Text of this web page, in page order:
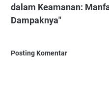
dalam Keamanan:
Dampaknya"
Posting Komentar